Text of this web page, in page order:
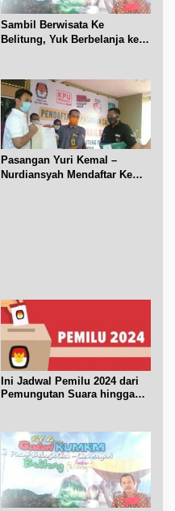
Sambil Berwisata Ke
Belitung, Yuk Berbelanja ke
Pasangan Yuri Kemal –
Nurdiansyah Mendaftar Ke
Ini Jadwal Pemilu 2024 dari
Pemungutan Suara hingga